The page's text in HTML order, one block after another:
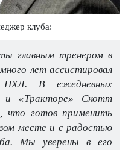
клуба:
главным тренером в
лет ассистировал
НХЛ. В ежедневных
и «Тракторе» Скотт
что готов применить
месте и с радостью
Мы уверены в его